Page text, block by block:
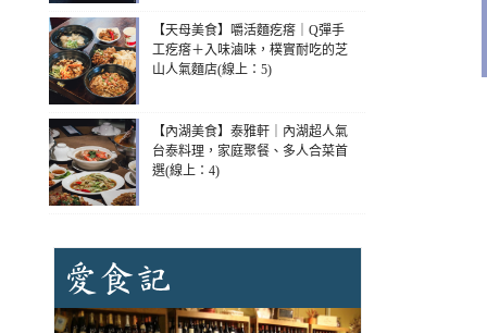
【天母美食】嚼活麵疙瘩｜Q彈手
工疙瘩＋入味滷味，樸實耐吃的芝
山人氣麵店(線上：5)
【內湖美食】泰雅軒｜內湖超人氣
台泰料理，家庭聚餐、多人合菜首
選(線上：4)